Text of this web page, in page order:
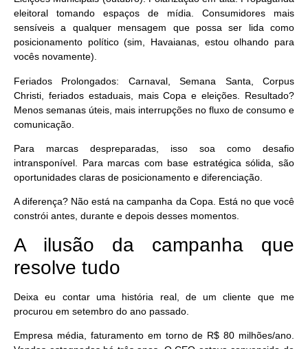
eleitoral tomando espaços de mídia. Consumidores mais
sensíveis a qualquer mensagem que possa ser lida como
posicionamento político (sim, Havaianas, estou olhando para
vocês novamente).
Feriados Prolongados: Carnaval, Semana Santa, Corpus
Christi, feriados estaduais, mais Copa e eleições. Resultado?
Menos semanas úteis, mais interrupções no fluxo de consumo e
comunicação.
Para marcas despreparadas, isso soa como desafio
intransponível. Para marcas com base estratégica sólida, são
oportunidades claras de posicionamento e diferenciação.
A diferença? Não está na campanha da Copa. Está no que você
constrói antes, durante e depois desses momentos.
A ilusão da campanha que
resolve tudo
Deixa eu contar uma história real, de um cliente que me
procurou em setembro do ano passado.
Empresa média, faturamento em torno de R$ 80 milhões/ano.